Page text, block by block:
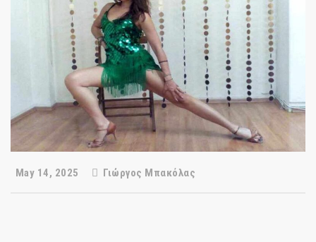
May 14, 2025 Γιώργος Μπακόλας